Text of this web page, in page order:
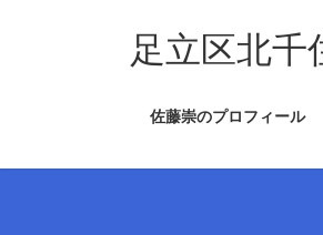
ス
ン
足立区北千
佐藤崇のプロフィール